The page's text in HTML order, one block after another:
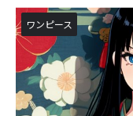
ワンピース